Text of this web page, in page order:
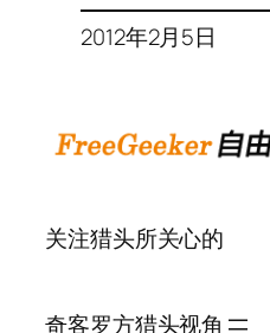
2012年2月5日
关注猎头所关心的
奇客罗方猎头视角